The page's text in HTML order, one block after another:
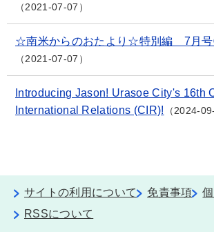
2021-07-07
☆南米からのおたより☆特別編 7月号
2021-07-07
Introducing Jason! Urasoe City's 16th
International Relations (CIR)!
2024-
サイトの利用について 免責事項
RSSについて